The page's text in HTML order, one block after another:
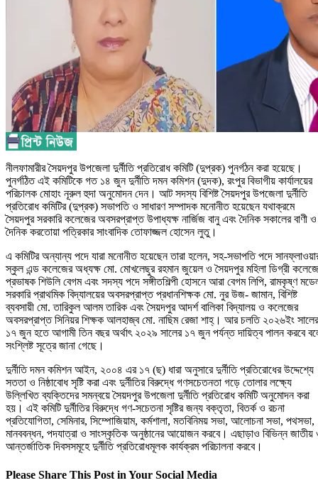
নীলফামারীর সৈয়দপুর উপজেলা দুর্নীতি প্রতিরোধ কমিটি (দুপ্রক) পুনর্গঠন করা হয়েছে।
পুনর্গঠিত এই কমিটিকে গত ১৪ জুন দুর্নীতি দমন কমিশন (দুদক), রংপুর বিভাগীয় কার্যালয়ের
পরিচালক মোহাং নূরুল হুদা অনুমোদন দেন। আট সদস্য বিশিষ্ট সৈয়দপুর উপজেলা দুর্নীতি
প্রতিরোধ কমিটির (দুপ্রক) সভাপতি ও সাধারণ সম্পাদক মনোনীত হয়েছেন যথাক্রমে
সৈয়দপুর সরকারি কলেজের অবসরপ্রাপ্ত উপাধ্যক্ষ নার্জিজ বানু এবং দৈনিক সকালের বাণী ও
দৈনিক করতোয়া পত্রিকার সাংবাদিক তোফাজ্জল হোসেন লুতু।
এ কমিটির অন্যান্য পদে যারা মনোনীত হয়েছেন তারা হলেন, সহ-সভাপতি পদে
স্কুল এন্ড কলেজের অধ্যক্ষ মো. মোখলেছুর রহমান জুয়েল ও সৈয়দপুর মহিলা ডিগ্রী
প্রভাষক শিউলি বেগম এবং সদস্য পদে সঙ্গীতশিল্পী হোসনে আরা বেগম লিপি, রামকৃষ্ণ
সরকারি প্রাথমিক বিদ্যালয়ের অবসরপ্রাপ্ত প্রধানশিক্ষক মো. নুর উজ- জামান, বিশিষ্ট
ব্যবসায়ী মো. তারিকুল আলম তারিক এবং সৈয়দপুর আদর্শ বালিকা বিদ্যালয় ও কলেজের
অবসরপ্রাপ্ত সিনিয়র শিক্ষক আলহাজ্ব মো. নাছিম রেজা শাহ্। আর চলতি ২০২৬ইং সালের
১৭ জুন হতে আগামী তিন বছর অর্থাৎ ২০২৯ সালের ১৭ জুন পর্যন্ত দায়িত্ব পালন করবে
সংশ্লিষ্ট সূত্রে জানা গেছে।
দুর্নীতি দমন কমিশন আইন, ২০০৪ এর ১৭ (ছ) ধারা অনুসারে দুর্নীতি প্রতিরোধের উদ্দেশ্যে
সততা ও নিষ্ঠাবোধ সৃষ্টি করা এবং দুর্নীতির বিরুদ্ধে গণসচেতনতা গড়ে তোলার লক্ষ্যে
উল্লিখিত ব্যক্তিদের সমন্বয়ে সৈয়দপুর উপজেলা দুর্নীতি প্রতিরোধ কমিটি অনুমোদন করা
হয়। এই কমিটি দুর্নীতির বিরুদ্ধে গণ-সচেতনা সৃষ্টির জন্য বক্তৃতা, বিতর্ক ও রচনা
প্রতিযোগিতা, সেমিনার, সিম্পোজিয়াম, কর্মশালা, মতবিনিময় সভা, আলোচনা সভা, পথসভা,
মানববন্ধন, পদযাত্রা ও সাংস্কৃতিক অনুষ্ঠানের আয়োজন করবে। এছাড়াও বিভিন্ন জাতীয়
আন্তর্জাতিক দিবসসমূহে দুর্নীতি প্রতিরোধমূলক কার্যক্রম পরিচালনা করবে।
Please Share This Post in Your Social Media